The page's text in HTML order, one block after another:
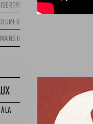
RTPI
6
II
LA